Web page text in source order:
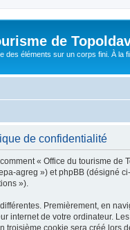
de
des éléments sur un corps fini. À la
de confidentialité
« Office du tourisme
agreg ») et phpBB (désigné
»).
Premièrement, en
internet de votre ordinateur.
cookie sera créé lors